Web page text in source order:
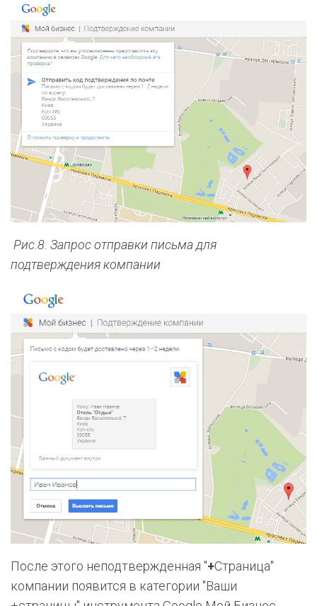
Рис.8. Запрос отправки письма для
подтверждения компании
После этого неподтвержденная "+Страница"
компании появится в категории "Ваши